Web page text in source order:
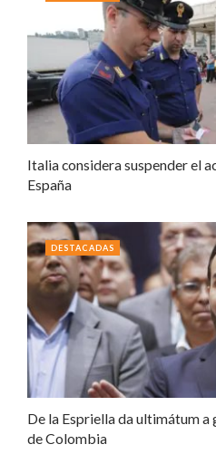
Italia considera suspender el
España
De la Espriella da ultimátum
de Colombia
DESTACADAS